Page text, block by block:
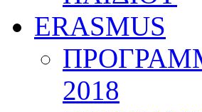
ERASMUS
2018